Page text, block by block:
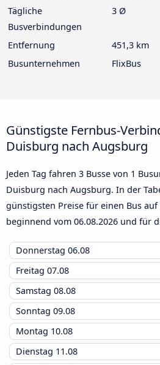
Tägliche
Busverbindungen
3 Ø
Entfernung
451,3 km
Busunternehmen
FlixBus
Günstigste Fernbus-
Duisburg nach Augsburg
Jeden Tag fahren 3 Busse von 1
Duisburg nach Augsburg. In der
günstigsten Preise für einen Bus auf
beginnend vom 06.08.2026 und für
Donnerstag 06.08
Freitag 07.08
Samstag 08.08
Sonntag 09.08
Montag 10.08
Dienstag 11.08